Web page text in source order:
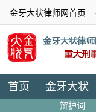
金牙大状律师网首页
首页 金牙大状
辩护词